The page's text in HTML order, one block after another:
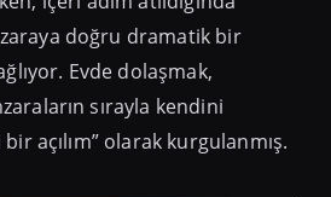
doğru dramatik bir
Evde dolaşmak,
sırayla kendini
açılım” olarak kurgulanmış.